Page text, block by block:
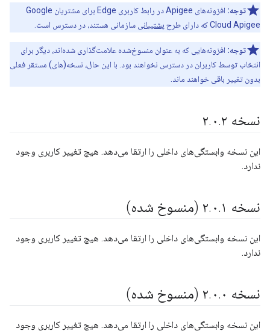
توجه:
افزونه‌های Apigee در رابط کاربری Edge برای مشتریان Google
Cloud Apigee که دارای طرح
پشتیبانی سازمانی هستند، در دسترس است.
توجه: افزونه‌هایی که به عنوان منسوخ‌شده علامت‌گذاری شده‌اند، دیگر برای
انتخاب توسط کاربران در دسترس نخواهند بود. با این حال، نسخه(های) مستقر فعلی
بدون تغییر باقی خواهند ماند.
نسخه ۲ . ۰.۲
این نسخه وابستگی‌های داخلی را ارتقا می‌دهد. هیچ تغییر کاربری وجود
ندارد.
نسخه ۲ . ۰.۱ (منسوخ شده)
این نسخه وابستگی‌های داخلی را ارتقا می‌دهد. هیچ تغییر کاربری وجود
ندارد.
نسخه ۲ . ۰.۰ (منسوخ شده)
این نسخه وابستگی‌های داخلی را ارتقا می‌دهد. هیچ تغییر کاربری وجود